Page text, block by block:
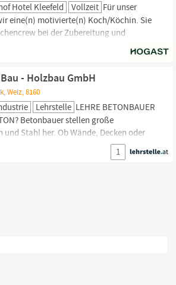
Hotel Kleefeld Vollzeit Für unser
eine(n) motivierte(n) Koch/Köchin. Sie
bei der Zubereitung und
Wir bieten Ihnen eine
herausfordernde Tätigkeit in einem
offen! Eine leistungsbezogene Vergütung
- Holzbau GmbH
Weiz, 8160
Lehrstelle LEHRE BETONBAUER
Betonbauer stellen große
und Stahl her. Ob Wände, Decken oder
überall zum Einsatz und sind
auf jeder Baustelle. Zu den Stärken
wird unter Einsatz von modernsten
1